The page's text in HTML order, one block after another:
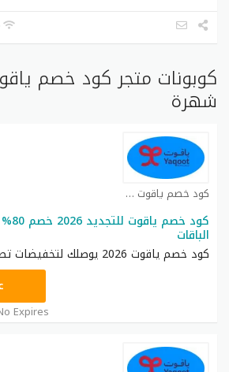
50845 مستخدم - 0 اليوم
كوبونات متجر كود خصم
شهرة
كود خصم ياقوت كوبون
كود
الباقات
كود خصم ياقوت 2026 يوصلك لتخفيضات تصل لـ 50٪ على
Expires